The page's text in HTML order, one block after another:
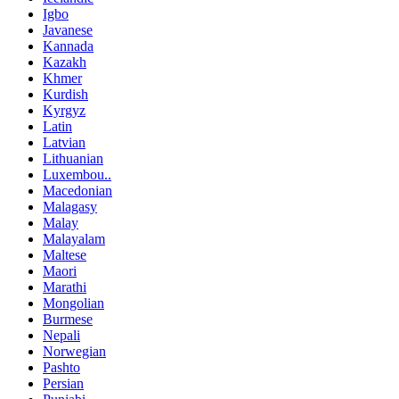
Igbo
Javanese
Kannada
Kazakh
Khmer
Kurdish
Kyrgyz
Latin
Latvian
Lithuanian
Luxembou..
Macedonian
Malagasy
Malay
Malayalam
Maltese
Maori
Marathi
Mongolian
Burmese
Nepali
Norwegian
Pashto
Persian